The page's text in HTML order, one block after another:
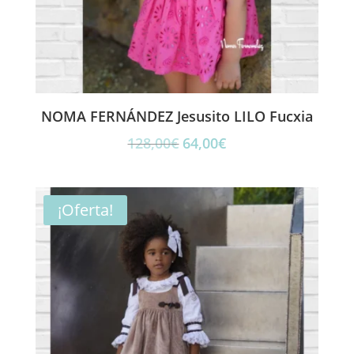
NOMA FERNÁNDEZ Jesusito LILO Fucxia
128,00€ El
original
era:
128,00€.
64,00€El
actual
es:
¡Oferta!